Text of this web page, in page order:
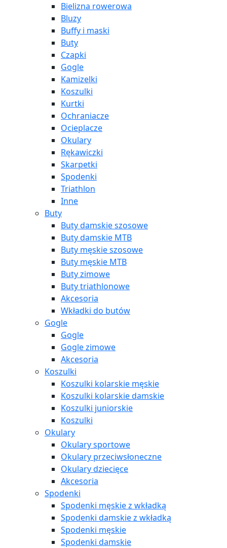
Bielizna rowerowa
Bluzy
Buffy i maski
Buty
Czapki
Gogle
Kamizelki
Koszulki
Kurtki
Ochraniacze
Ocieplacze
Okulary
Rękawiczki
Skarpetki
Spodenki
Triathlon
Inne
Buty
Buty damskie szosowe
Buty damskie MTB
Buty męskie szosowe
Buty męskie MTB
Buty zimowe
Buty triathlonowe
Akcesoria
Wkładki do butów
Gogle
Gogle
Gogle zimowe
Akcesoria
Koszulki
Koszulki kolarskie męskie
Koszulki kolarskie damskie
Koszulki juniorskie
Koszulki
Okulary
Okulary sportowe
Okulary przeciwsłoneczne
Okulary dziecięce
Akcesoria
Spodenki
Spodenki męskie z wkładką
Spodenki damskie z wkładką
Spodenki męskie
Spodenki damskie